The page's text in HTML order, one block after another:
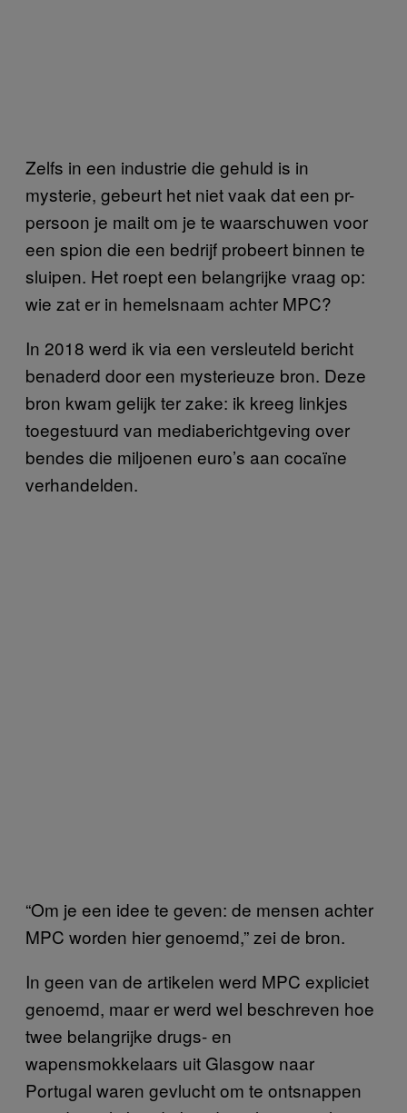
Zelfs in een industrie die gehuld is in
mysterie, gebeurt het niet vaak dat een pr-
persoon je mailt om je te waarschuwen voor
een spion die een bedrijf probeert binnen te
sluipen. Het roept een belangrijke vraag op:
wie zat er in hemelsnaam achter MPC?
In 2018 werd ik via een versleuteld bericht
benaderd door een mysterieuze bron. Deze
bron kwam gelijk ter zake: ik kreeg linkjes
toegestuurd van mediaberichtgeving over
bendes die miljoenen euro’s aan cocaïne
verhandelden.
“Om je een idee te geven: de mensen achter
MPC worden hier genoemd,” zei de bron.
In geen van de artikelen werd MPC expliciet
genoemd, maar er werd wel beschreven hoe
twee belangrijke drugs- en
wapensmokkelaars uit Glasgow naar
Portugal waren gevlucht om te ontsnappen